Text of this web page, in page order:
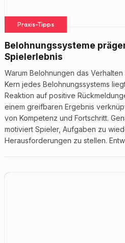
Praxis-Tipps
Belohnungssysteme
Spielerlebnis
Warum Belohnungen das
Kern jedes Belohnungssystems
Reaktion auf positive
einem greifbaren Ergebnis
von Kompetenz und Fortschritt.
motiviert Spieler, Aufgaben zu
Herausforderungen zu stellen.